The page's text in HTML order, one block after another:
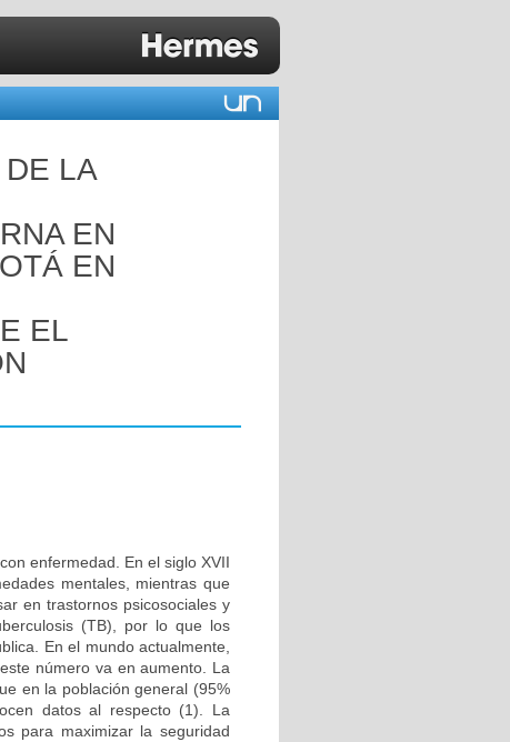
LA
EN
EN
EL
enfermedad. En el siglo XVII
mentales, mientras que
en trastornos psicosociales y
(TB), por lo que los
En el mundo actualmente,
número va en aumento. La
en la población general (95%
datos al respecto (1). La
para maximizar la seguridad